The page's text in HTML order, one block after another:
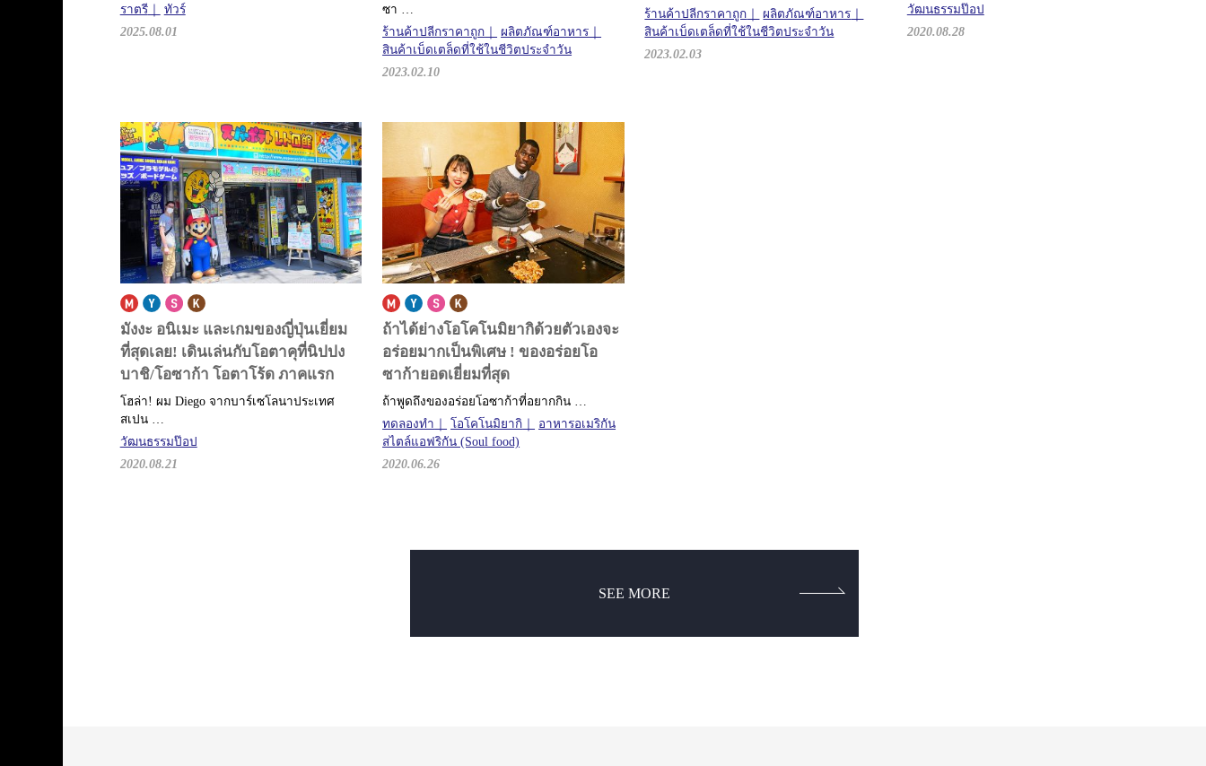
ราตรี
ทัวร์
2025.08.01
ซา …
ร้านค้าปลีกราคาถูก
ผลิตภัณฑ์อาหาร
สินค้าเบ็ดเตล็ดที่ใช้ในชีวิตประจำวัน
2023.02.10
ร้านค้าปลีกราคาถูก
ผลิตภัณฑ์อาหาร
สินค้าเบ็ดเตล็ดที่ใช้ในชีวิตประจำวัน
2023.02.03
วัฒนธรรมป๊อป
2020.08.28
มังงะ อนิเมะ และเกมของญี่ปุ่นเยี่ยม
ที่สุดเลย! เดินเล่นกับโอตาคุที่นิปปง
บาชิ/โอซาก้า โอตาโร้ด ภาคแรก
โฮล่า! ผม Diego จากบาร์เซโลนาประเทศ
สเปน …
วัฒนธรรมป๊อป
2020.08.21
ถ้าได้ย่างโอโคโนมิยากิด้วยตัวเองจะ
อร่อยมากเป็นพิเศษ !ของอร่อยโอ
ซาก้ายอดเยี่ยมที่สุด
ถ้าพูดถึงของอร่อยโอซาก้าที่อยากกิน …
ทดลองทำ
โอโคโนมิยากิ
อาหารอเมริกัน
สไตล์แอฟริกัน (Soul food)
2020.06.26
SEE MORE